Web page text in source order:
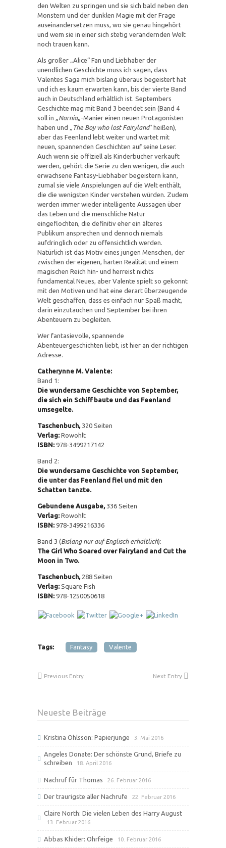
den Welten zu springen und sie sich bald neben den
Monstern und der dunklen Magie mit der Frage
auseinandersetzen muss, wo sie genau hingehört
und wem sie in einer sich stetig verändernden Welt
noch trauen kann.
Als großer „Alice“ Fan und Liebhaber der
unendlichen Geschichte muss ich sagen, dass
Valentes Saga mich bislang überaus begeistert hat
und ich es kaum erwarten kann, bis der vierte Band
auch in Deutschland erhältlich ist. Septembers
Geschichte mag mit Band 3 beendet sein (Band 4
soll in „ Narnia„-Manier einen neuen Protagonisten
haben und „
The Boy who lost Fairyland“ heißen),
aber das Feenland lebt weiter und wartet mit
neuen, spannenden Geschichten auf seine Leser.
Auch wenn sie offiziell als Kinderbücher verkauft
werden, gehört die Serie zu den wenigen, die auch
erwachsene Fantasy-Liebhaber begeistern kann,
zumal sie viele Anspielungen auf die Welt enthält,
die die wenigsten Kinder verstehen würden. Zudem
werden immer wieder intelligente Aussagen über
das Leben und die menschliche Natur
eingeflochten, die definitiv eher ein älteres
Publikum ansprechen und dennoch niemals
aufdringlich oder zu offensichtlich werden.
Natürlich ist das Motiv eines jungen Menschen, der
zwischen der eigenen, harten Realität und einem
magischen Reich hin- und herreist nichts
fundamental Neues, aber Valente spielt so gekonnt
mit den Motiven und hat eine derart überzeugende
Welt geschaffen, dass es einfach nur Spaß macht,
darin einzutauchen und September bei ihren
Abenteuern zu begleiten.
Wer fantasievolle, spannende
Abenteuergeschichten liebt, ist hier an der richtigen
Adresse.
Catherynne M. Valente:
Band 1:
Die wundersame Geschichte von September,
die sich ein Schiff baute und das Feenland
umsegelte.
Taschenbuch, 320 Seiten
Verlag: Rowohlt
ISBN: 978-3499217142
Band 2:
Die wundersame Geschichte von September,
die unter das Feenland fiel und mit den
Schatten tanzte.
Gebundene Ausgabe, 336 Seiten
Verlag: Rowohlt
ISBN: 978-3499216336
Band 3 (Bislang nur auf Englisch erhältlich):
The Girl Who Soared over Fairyland and Cut the
Moon in Two.
Taschenbuch, 288 Seiten
Verlag: Square Fish
ISBN: 978-1250050618
Tags: Fantasy Valente
Previous Entry Next Entry
Neueste Beiträge
Kristina Ohlsson: Papierjunge 3. Mai 2016
Angeles Donate: Der schönste Grund, Briefe zu
schreiben
18. April 2016
Nachruf für Thomas 26. Februar 2016
Der traurigste aller Nachrufe 22. Februar 2016
Claire North: Die vielen Leben des Harry August
13. Februar 2016
Abbas Khider: Ohrfeige 10. Februar 2016